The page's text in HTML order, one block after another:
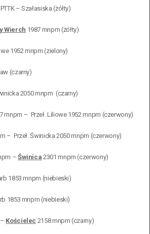
– Szałasiska (żółty)
Wierch 1987 mnpm (żółty)
1952 mnpm (zielony)
(czarny)
2050 mnpm (czarny)
mnpm – Przeł. Liliowe 1952 mnpm (czerwony)
– Przeł. Świnicka 2050 mnpm (czerwony)
– Świnica 2301 mnpm (czerwony)
1853 mnpm (niebieski)
1853 mnpm (niebieski)
Kościelec 2158 mnpm (czarny)